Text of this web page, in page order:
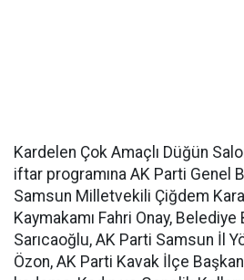
Kardelen Çok Amaçlı Düğün
iftar programına AK Parti Genel
Samsun Milletvekili Çiğdem
Kaymakamı Fahri Onay, Belediye
Sarıcaoğlu, AK Parti Samsun İl
Özon, AK Parti Kavak İlçe